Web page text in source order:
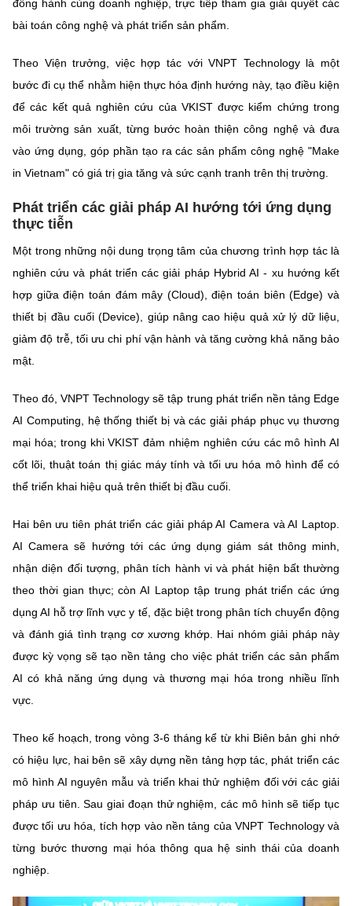
đồng hành cùng doanh nghiệp, trực tiếp tham gia giải quyết các
bài toán công nghệ và phát triển sản phẩm.
Theo Viện trưởng, việc hợp tác với VNPT Technology là một
bước đi cụ thể nhằm hiện thực hóa định hướng này, tạo điều kiện
để các kết quả nghiên cứu của VKIST được kiểm chứng trong
môi trường sản xuất, từng bước hoàn thiện công nghệ và đưa
vào ứng dụng, góp phần tạo ra các sản phẩm công nghệ "Make
in Vietnam" có giá trị gia tăng và sức cạnh tranh trên thị trường.
Phát triển các giải pháp AI hướng tới ứng dụng
thực tiễn
Một trong những nội dung trọng tâm của chương trình hợp tác là
nghiên cứu và phát triển các giải pháp Hybrid AI - xu hướng kết
hợp giữa điện toán đám mây (Cloud), điện toán biên (Edge) và
thiết bị đầu cuối (Device), giúp nâng cao hiệu quả xử lý dữ liệu,
giảm độ trễ, tối ưu chi phí vận hành và tăng cường khả năng bảo
mật.
Theo đó, VNPT Technology sẽ tập trung phát triển nền tảng Edge
AI Computing, hệ thống thiết bị và các giải pháp phục vụ thương
mại hóa; trong khi VKIST đảm nhiệm nghiên cứu các mô hình AI
cốt lõi, thuật toán thị giác máy tính và tối ưu hóa mô hình để có
thể triển khai hiệu quả trên thiết bị đầu cuối.
Hai bên ưu tiên phát triển các giải pháp AI Camera và AI Laptop.
AI Camera sẽ hướng tới các ứng dụng giám sát thông minh,
nhận diện đối tượng, phân tích hành vi và phát hiện bất thường
theo thời gian thực; còn AI Laptop tập trung phát triển các ứng
dụng AI hỗ trợ lĩnh vực y tế, đặc biệt trong phân tích chuyển động
và đánh giá tình trạng cơ xương khớp. Hai nhóm giải pháp này
được kỳ vọng sẽ tạo nền tảng cho việc phát triển các sản phẩm
AI có khả năng ứng dụng và thương mại hóa trong nhiều lĩnh
vực.
Theo kế hoạch, trong vòng 3-6 tháng kể từ khi Biên bản ghi nhớ
có hiệu lực, hai bên sẽ xây dựng nền tảng hợp tác, phát triển các
mô hình AI nguyên mẫu và triển khai thử nghiệm đối với các giải
pháp ưu tiên. Sau giai đoạn thử nghiệm, các mô hình sẽ tiếp tục
được tối ưu hóa, tích hợp vào nền tảng của VNPT Technology và
từng bước thương mại hóa thông qua hệ sinh thái của doanh
nghiệp.